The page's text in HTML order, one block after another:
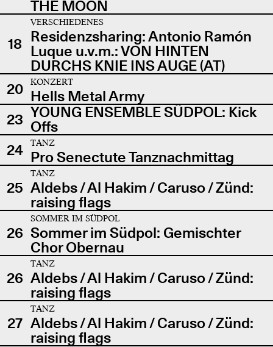
THE MOON
18
VERSCHIEDENES
Residenzsharing: Antonio Ramón
Luque u.v.m.: VON HINTEN
DURCHS KNIE INS AUGE (AT)
20
KONZERT
Hells Metal Army
23 YOUNG ENSEMBLE SÜDPOL: Kick
Offs
24
TANZ
Pro Senectute Tanznachmittag
25
TANZ
Aldebs / Al Hakim / Caruso / Zünd:
raising flags
26
SOMMER IM SÜDPOL
Sommer im Südpol: Gemischter
Chor Obernau
26
TANZ
Aldebs / Al Hakim / Caruso / Zünd:
raising flags
27
TANZ
Aldebs / Al Hakim / Caruso / Zünd:
raising flags